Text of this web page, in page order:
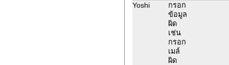
Yoshi
กรอก
ข้อมูล
ผิด
เช่น
กรอก
เมล์
ผิด